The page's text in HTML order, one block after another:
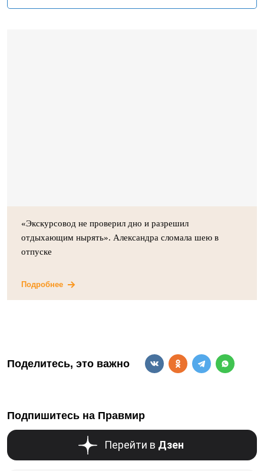
«Экскурсовод не проверил дно и разрешил
отдыхающим нырять». Александра сломала шею в
отпуске
Подробнее
Поделитесь, это важно
Подпишитесь на Правмир
Перейти в Дзен